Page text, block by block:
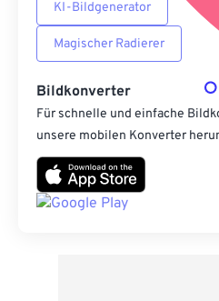
KI-Bildgenerator
Magischer Radierer
Bildkonverter
Für schnelle und einfache
unsere mobilen Konverter